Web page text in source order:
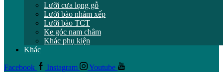
Lưỡi cưa lọng gỗ
Lười bào nhám xếp
Lưỡi bào TCT
Ke góc nam châm
Khác phụ kiện
Khác
Facebook Instagram
Youtube